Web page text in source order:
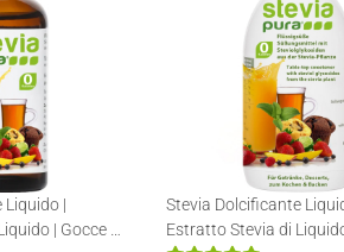
Liquido |
| Gocce di
Stevia Dolcificante
Estratto Stevia di Liquido